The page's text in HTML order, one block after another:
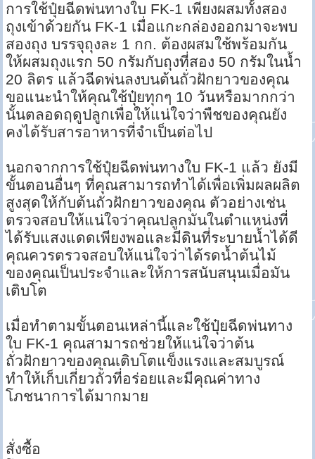
การใช้ปุ๋ยฉีดพ่นทางใบ FK-1 เพียงผสมทั้งสอง
ถุงเข้าด้วยกัน FK-1 เมื่อแกะกล่องออกมาจะพบ
สองถุง บรรจุถุงละ 1 กก. ต้องผสมใช้พร้อมกัน
ให้ผสมถุงแรก 50 กรัมกับถุงที่สอง 50 กรัมในน้ำ
20 ลิตร แล้วฉีดพ่นลงบนต้นถั่วฝักยาวของคุณ
ขอแนะนำให้คุณใช้ปุ๋ยทุกๆ 10 วันหรือมากกว่า
นั้นตลอดฤดูปลูกเพื่อให้แน่ใจว่าพืชของคุณยัง
คงได้รับสารอาหารที่จำเป็นต่อไป
นอกจากการใช้ปุ๋ยฉีดพ่นทางใบ FK-1 แล้ว ยังมี
ขั้นตอนอื่นๆ ที่คุณสามารถทำได้เพื่อเพิ่มผลผลิต
สูงสุดให้กับต้นถั่วฝักยาวของคุณ ตัวอย่างเช่น
ตรวจสอบให้แน่ใจว่าคุณปลูกมันในตำแหน่งที่
ได้รับแสงแดดเพียงพอและมีดินที่ระบายน้ำได้ดี
คุณควรตรวจสอบให้แน่ใจว่าได้รดน้ำต้นไม้
ของคุณเป็นประจำและให้การสนับสนุนเมื่อมัน
เติบโต
เมื่อทำตามขั้นตอนเหล่านี้และใช้ปุ๋ยฉีดพ่นทาง
ใบ FK-1 คุณสามารถช่วยให้แน่ใจว่าต้น
ถั่วฝักยาวของคุณเติบโตแข็งแรงและสมบูรณ์
ทำให้เก็บเกี่ยวถั่วที่อร่อยและมีคุณค่าทาง
โภชนาการได้มากมาย
สั่งซื้อ